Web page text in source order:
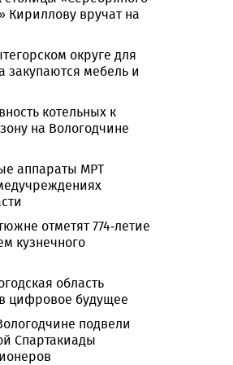
Кириллову вручат на
округе для
закупаются мебель и
котельных к
на Вологодчине
аппараты МРТ
отметят 774-летие
кузнечного
область
цифровое будущее
подвели
Спартакиады